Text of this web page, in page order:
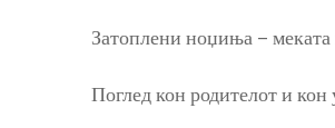
Затоплени ноџиња – меката
Поглед кон родителот и кон